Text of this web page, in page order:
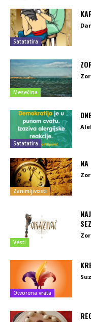
Satatatira
Mesečina
Satatatira
Zanimljivosti
NA
Vesti
Otvorena vrata